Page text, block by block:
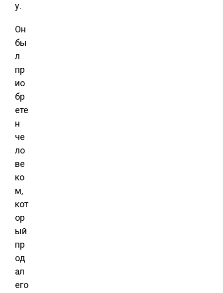
у.
Он
бы
л
пр
ио
бр
ете
н
че
ло
ве
ко
м,
кот
ор
ый
пр
од
ал
его